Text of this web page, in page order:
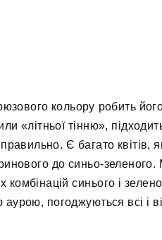
кольору робить
«літньої тінню»,
Є багато квітів,
до синьо-
комбінацій синього і
погоджуються всі і